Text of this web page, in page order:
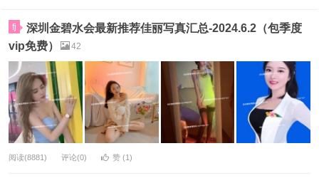
fj
深圳金碧水会最新推荐佳丽写真汇总-2024.6.2（包季度
vip免费）
42
阅读(8881) 评论(0) 赞 (1)